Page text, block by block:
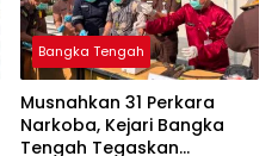
Bangka Tengah
Musnahkan 31 Perkara
Narkoba, Kejari Bangka
Tengah Tegaskan